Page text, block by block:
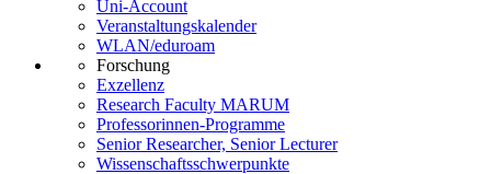
Uni-Account
Veranstaltungskalender
WLAN/eduroam
Forschung
Exzellenz
Research Faculty MARUM
Professorinnen-Programme
Senior Researcher, Senior Lecturer
Wissenschaftsschwerpunkte